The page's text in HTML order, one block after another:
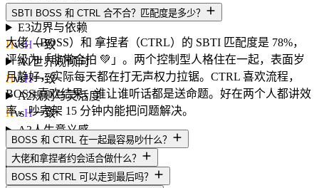
HvsH 一致
E3边界与依赖
HvsH一致
A1世界观倾向
HvsH一致
A2规则与灵活度
HvsH一致
A3人生意义感
HvsH一致
Ac1动机导向
HvsH一致
SBTI BOSS 和 CTRL 合不合？匹配度是多少？
大佬（BOSS）和 拿捏者（CTRL）的 SBTI 匹配度是 78%，
评级为「非常合拍 💚」。两个控制型人格住在一起，表面岁
月静好，实际每天都在打无声权力拉锯。CTRL 喜欢流程，
BOSS 喜欢结果，谁让谁听话都是送命题。好在两个人都讲效
率，吵完架 15 分钟内能把问题解决。
BOSS 和 CTRL 在一起最容易吵什么？
大佬和拿捏者约会适合做什么？
BOSS 和 CTRL 可以走到最后吗？